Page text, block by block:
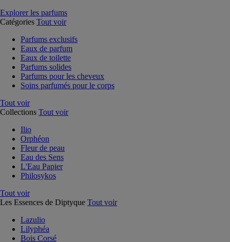
Explorer les parfums
Catégories Tout voir
Parfums exclusifs
Eaux de parfum
Eaux de toilette
Parfums solides
Parfums pour les cheveux
Soins parfumés pour le corps
Tout voir
Collections Tout voir
Ilio
Orphéon
Fleur de peau
Eau des Sens
L'Eau Papier
Philosykos
Tout voir
Les Essences de Diptyque Tout voir
Lazulio
Lilyphéa
Bois Corsé